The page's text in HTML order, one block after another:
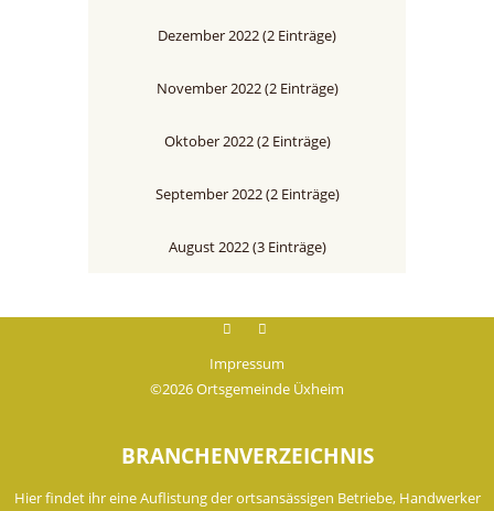
Dezember 2022 (2 Einträge)
November 2022 (2 Einträge)
Oktober 2022 (2 Einträge)
September 2022 (2 Einträge)
August 2022 (3 Einträge)
Facebookinstagram
Impressum
©2026 Ortsgemeinde Üxheim
BRANCHENVERZEICHNIS
Hier findet ihr eine Auflistung der ortsansässigen Betriebe, Handwerker